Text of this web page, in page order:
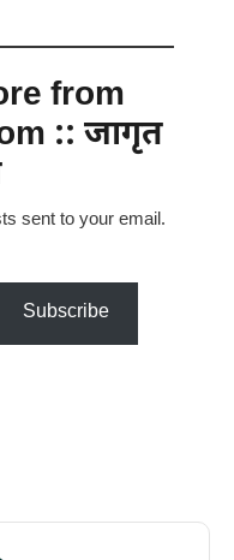
from
:: जागृत
sent to your email.
Subscribe